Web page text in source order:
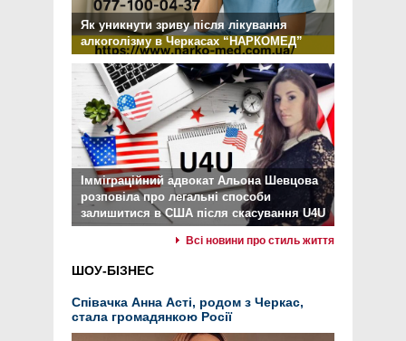
Як уникнути зриву після лікування
алкоголізму в Черкасах “НАРКОМЕД”
Імміграційний адвокат Альона Шевцова
розповіла про легальні способи
залишитися в США після скасування U4U
Всі новини про стиль життя
ШОУ-БІЗНЕС
Співачка Анна Асті, родом з Черкас,
стала громадянкою Росії